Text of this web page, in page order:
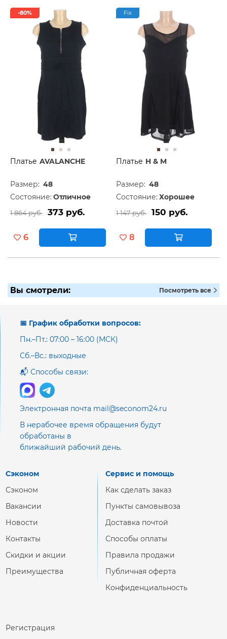
-80%
Платье AVALANCHE
Размер: 48
Состояние: Отличное
1 864 руб. 373 руб.
6
Fix
Платье H & M
Размер: 48
Состояние: Хорошее
1 147 руб. 150 руб.
8
Вы смотрели: Посмотреть все
📅 График обработки вопросов:
Пн.–Пт.: 07:00 – 16:00 (МСК)
Сб.–Вс.: выходные
📬 Способы связи:
Электронная почта mail@seconom24.ru
В нерабочее время обращения будут
обработаны в
ближайший рабочий день.
Сэконом
Сэконом
Вакансии
Новости
Контакты
Скидки и акции
Преимущества
Сервис и помощь
Как сделать заказ
Пункты самовывоза
Доставка почтой
Способы оплаты
Правила продажи
Публичная оферта
Конфиденциальность
Регистрация